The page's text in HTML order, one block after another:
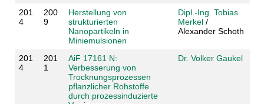
201
4
200
9
Herstellung von
strukturierten
Nanopartikeln in
Miniemulsionen
Dipl.-Ing. Tobias
Merkel/
Alexander Schoth
201
4
201
1
AiF 17161 N:
Verbesserung von
Trocknungsprozessen
pflanzlicher Rohstoffe
durch prozessinduzierte
Dr. Volker Gaukel